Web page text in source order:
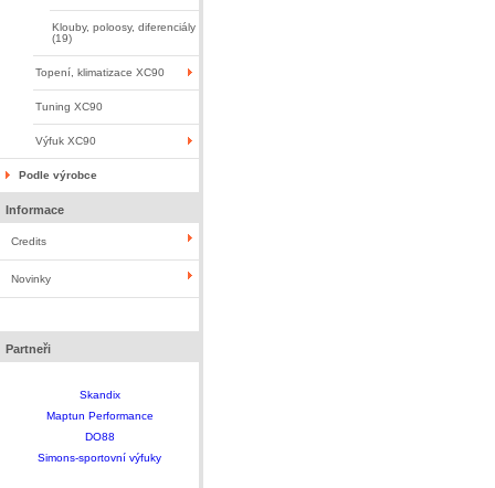
Klouby, poloosy, diferenciály
(19)
Topení, klimatizace XC90
Tuning XC90
Výfuk XC90
Podle výrobce
Informace
Credits
Novinky
Partneři
Skandix
Maptun Performance
DO88
Simons-sportovní výfuky